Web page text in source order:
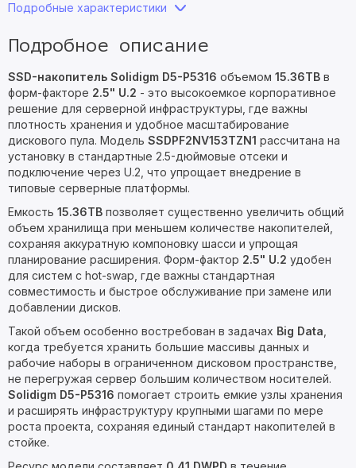
Подробные характеристики
Подробное описание
SSD-накопитель Solidigm D5-P5316 объемом 15.36TB в
форм-факторе 2.5" U.2 - это высокоемкое корпоративное
решение для серверной инфраструктуры, где важны
плотность хранения и удобное масштабирование
дискового пула. Модель SSDPF2NV153TZN1 рассчитана на
установку в стандартные 2.5-дюймовые отсеки и
подключение через U.2, что упрощает внедрение в
типовые серверные платформы.
Емкость 15.36TB позволяет существенно увеличить общий
объем хранилища при меньшем количестве накопителей,
сохраняя аккуратную компоновку шасси и упрощая
планирование расширения. Форм-фактор 2.5" U.2 удобен
для систем с hot-swap, где важны стандартная
совместимость и быстрое обслуживание при замене или
добавлении дисков.
Такой объем особенно востребован в задачах Big Data
когда требуется хранить большие массивы данных и
рабочие наборы в ограниченном дисковом пространстве,
не перегружая сервер большим количеством носителей.
Solidigm D5-P5316 помогает строить емкие узлы хранения
и расширять инфраструктуру крупными шагами по мере
роста проекта, сохраняя единый стандарт накопителей в
стойке.